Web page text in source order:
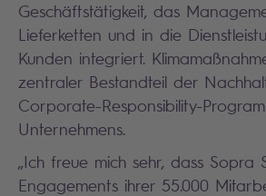
Geschäftstätigkeit, das
Lieferketten und in die
Kunden integriert.
zentraler Bestandteil der
Corporate-Responsibility-
Unternehmens.
„Ich freue mich sehr, dass Sopra
Engagements ihrer 55.000